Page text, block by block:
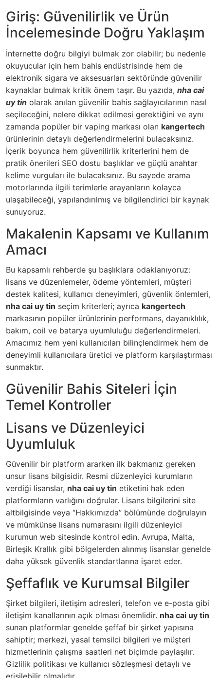
Giriş: Güvenilirlik ve Ürün
İncelemesinde Doğru Yaklaşım
İnternette doğru bilgiyi bulmak zor olabilir; bu nedenle
okuyucular için hem bahis endüstrisinde hem de
elektronik sigara ve aksesuarları sektöründe güvenilir
kaynaklar bulmak kritik önem taşır. Bu yazıda, nha cai
uy tin olarak anılan güvenilir bahis sağlayıcılarının nasıl
seçileceğini, nelere dikkat edilmesi gerektiğini ve aynı
zamanda popüler bir vaping markası olan kangertech
ürünlerinin detaylı değerlendirmelerini bulacaksınız.
İçerik boyunca hem güvenilirlik kriterlerini hem de
pratik önerileri SEO dostu başlıklar ve güçlü anahtar
kelime vurguları ile bulacaksınız. Bu sayede arama
motorlarında ilgili terimlerle arayanların kolayca
ulaşabileceği, yapılandırılmış ve bilgilendirici bir kaynak
sunuyoruz.
Makalenin Kapsamı ve Kullanım
Amacı
Bu kapsamlı rehberde şu başlıklara odaklanıyoruz:
lisans ve düzenlemeler, ödeme yöntemleri, müşteri
destek kalitesi, kullanıcı deneyimleri, güvenlik önlemleri,
nha cai uy tin seçim kriterleri; ayrıca kangertech
markasının popüler ürünlerinin performans, dayanıklılık,
bakım, coil ve batarya uyumluluğu değerlendirmeleri.
Amacımız hem yeni kullanıcıları bilinçlendirmek hem de
deneyimli kullanıcılara üretici ve platform karşılaştırması
sunmaktır.
Güvenilir Bahis Siteleri İçin
Temel Kontroller
Lisans ve Düzenleyici
Uyumluluk
Güvenilir bir platform ararken ilk bakmanız gereken
unsur lisans bilgisidir. Resmi düzenleyici kurumların
verdiği lisanslar, nha cai uy tin etiketini hak eden
platformların varlığını doğrular. Lisans bilgilerini site
altbilgisinde veya “Hakkımızda” bölümünde doğrulayın
ve mümkünse lisans numarasını ilgili düzenleyici
kurumun web sitesinde kontrol edin. Avrupa, Malta,
Birleşik Krallık gibi bölgelerden alınmış lisanslar genelde
daha yüksek güvenlik standartlarına işaret eder.
Şeffaflık ve Kurumsal Bilgiler
Şirket bilgileri, iletişim adresleri, telefon ve e-posta gibi
iletişim kanallarının açık olması önemlidir. nha cai uy tin
sunan platformlar genelde şeffaf bir şirket yapısına
sahiptir; merkezi, yasal temsilci bilgileri ve müşteri
hizmetlerinin çalışma saatleri net biçimde paylaşılır.
Gizlilik politikası ve kullanıcı sözleşmesi detaylı ve
erişilebilir olmalıdır.